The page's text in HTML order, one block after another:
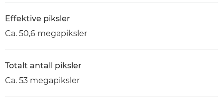
Effektive piksler
Ca. 50,6 megapiksler
Totalt antall piksler
Ca. 53 megapiksler